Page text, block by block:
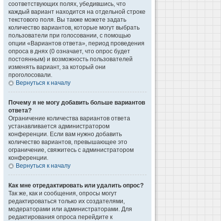
соответствующих полях, убедившись, что
каждый вариант находится на отдельной строке
текстового поля. Вы также можете задать
количество вариантов, которые могут выбрать
пользователи при голосовании, с помощью
опции «Вариантов ответа», период проведения
опроса в днях (0 означает, что опрос будет
постоянным) и возможность пользователей
изменять вариант, за который они
проголосовали.
Вернуться к началу
Почему я не могу добавить больше вариантов
ответа?
Ограничение количества вариантов ответа
устанавливается администратором
конференции. Если вам нужно добавить
количество вариантов, превышающее это
ограничение, свяжитесь с администратором
конференции.
Вернуться к началу
Как мне отредактировать или удалить опрос?
Так же, как и сообщения, опросы могут
редактироваться только их создателями,
модераторами или администраторами. Для
редактирования опроса перейдите к